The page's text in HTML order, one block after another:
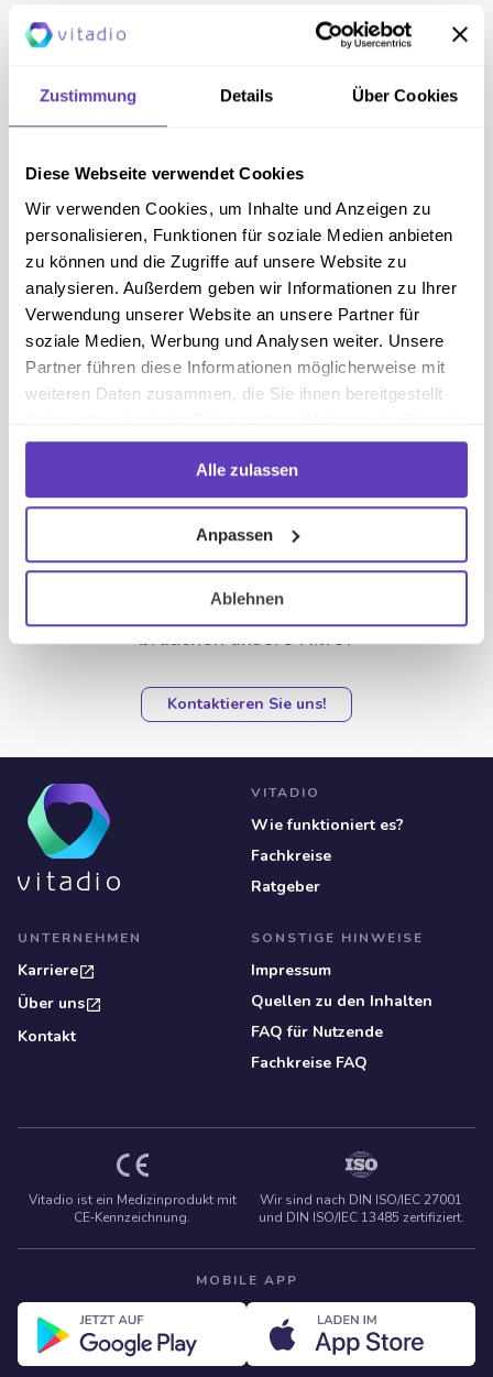
Zustimmung Details Über Cookies
Diese Webseite verwendet Cookies
Wir verwenden Cookies, um Inhalte und Anzeigen zu
personalisieren, Funktionen für soziale Medien anbieten
zu können und die Zugriffe auf unsere Website zu
analysieren. Außerdem geben wir Informationen zu Ihrer
Verwendung unserer Website an unsere Partner für
soziale Medien, Werbung und Analysen weiter. Unsere
Partner führen diese Informationen möglicherweise mit
weiteren Daten zusammen, die Sie ihnen bereitgestellt
gesammelt haben.
Alle zulassen
Anpassen
Ablehnen
Typ-2-Diabetes App - Hilfe beim
NUR 2 MINUTEN
Wie gut bin ich in meinem Diabetes-
Management?
Sie haben etwas auf dem Herzen oder
brauchen unsere Hilfe?
Kontaktieren Sie uns!
VITADIO
Wie funktioniert es?
Fachkreise
Ratgeber
UNTERNEHMEN
Karriere
Über uns
Kontakt
SONSTIGE HINWEISE
Impressum
Quellen zu den Inhalten
FAQ für Nutzende
Fachkreise FAQ
Vitadio ist ein Medizinprodukt mit
CE‑Kennzeichnung.
Wir sind nach DIN ISO/IEC 27001
und DIN ISO/IEC 13485 zertifiziert.
MOBILE APP